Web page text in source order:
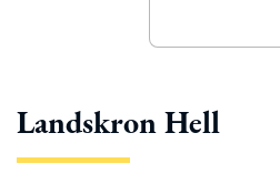
Landskron Hell